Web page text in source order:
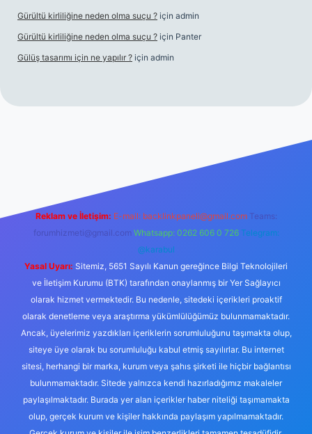
Gürültü kirliliğine neden olma suçu ? için admin
Gürültü kirliliğine neden olma suçu ? için Panter
Gülüş tasarımı için ne yapılır ? için admin
Reklam ve İletişim: E-mail: backlinkpaneli@gmail.com Teams:
forumhizmeti@gmail.com Whatsapp: 0262 606 0 726 Telegram:
@karabul
Yasal Uyarı: Sitemiz, 5651 Sayılı Kanun gereğince Bilgi Teknolojileri
ve İletişim Kurumu (BTK) tarafından onaylanmış bir Yer Sağlayıcı
olarak hizmet vermektedir. Bu nedenle, sitedeki içerikleri proaktif
olarak denetleme veya araştırma yükümlülüğümüz bulunmamaktadır.
Ancak, üyelerimiz yazdıkları içeriklerin sorumluluğunu taşımakta olup,
siteye üye olarak bu sorumluluğu kabul etmiş sayılırlar. Bu internet
sitesi, herhangi bir marka, kurum veya şahıs şirketi ile hiçbir bağlantısı
bulunmamaktadır. Sitede yalnızca kendi hazırladığımız makaleler
paylaşılmaktadır. Burada yer alan içerikler haber niteliği taşımamakta
olup, gerçek kurum ve kişiler hakkında paylaşım yapılmamaktadır.